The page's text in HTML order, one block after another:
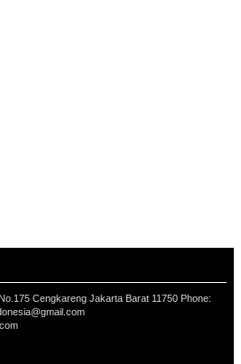
Cengkareng Jakarta Barat 11750 Phone: